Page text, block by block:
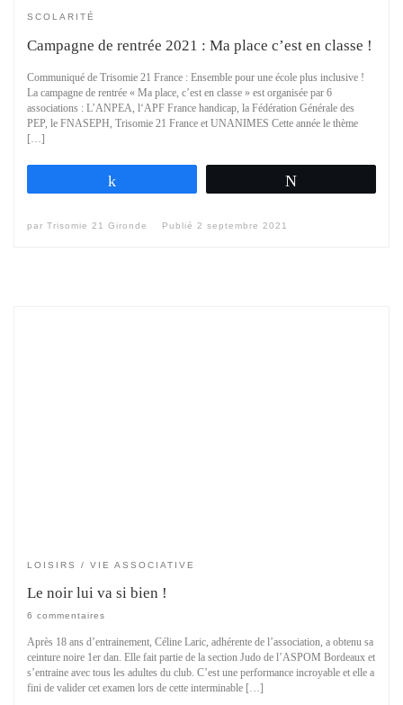
SCOLARITÉ
Campagne de rentrée 2021 : Ma place c’est en classe !
Communiqué de Trisomie 21 France : Ensemble pour une école plus inclusive !
La campagne de rentrée « Ma place, c’est en classe » est organisée par 6
associations : L’ANPEA, l‘APF France handicap, la Fédération Générale des
PEP, le FNASEPH, Trisomie 21 France et UNANIMES Cette année le thème
[…]
par Trisomie 21 Gironde Publié 2 septembre 2021
LOISIRS VIE ASSOCIATIVE
Le noir lui va si bien !
6 commentaires
Après 18 ans d’entrainement, Céline Laric, adhérente de l’association, a obtenu sa
ceinture noire 1er dan. Elle fait partie de la section Judo de l’ASPOM Bordeaux et
s’entraine avec tous les adultes du club. C’est une performance incroyable et elle a
fini de valider cet examen lors de cette interminable […]